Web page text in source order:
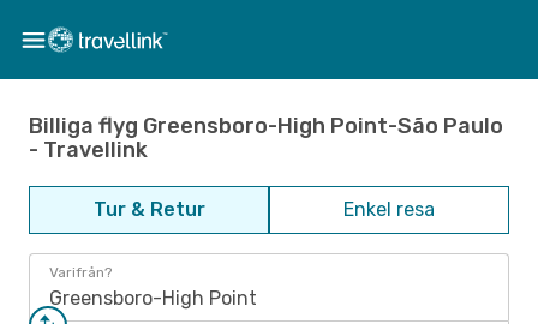
Billiga flyg Greensboro-High Point-São Paulo
- Travellink
Tur & Retur Enkel resa
Varifrån?
Greensboro-High Point